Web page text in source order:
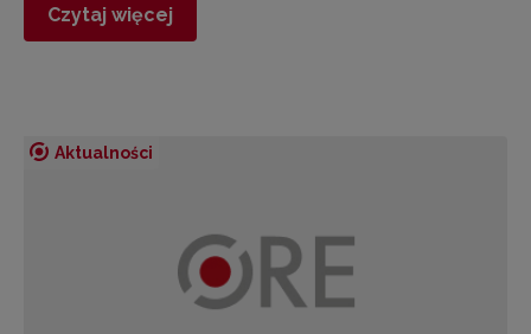
Czytaj więcej
Aktualności